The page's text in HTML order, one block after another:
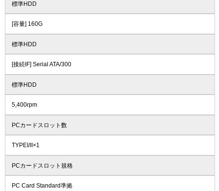
標準HDD
[容量] 160G
標準HDD
[接続IF] Serial ATA/300
標準HDD
5,400rpm
PCカードスロット数
TYPEI/II×1
PCカードスロット規格
PC Card Standard準拠